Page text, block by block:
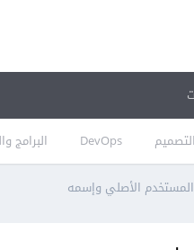
التصميم DevOps البرامج
الأصلي وإسمه